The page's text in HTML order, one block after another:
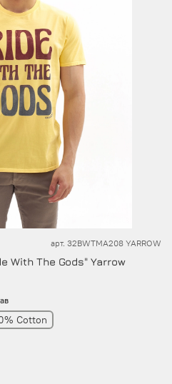
арт. 32BWTMA208 YARROW
With The Gods" Yarrow
Cotton